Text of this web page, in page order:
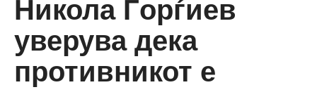
Никола Ѓорѓиев
уверува дека
противникот е